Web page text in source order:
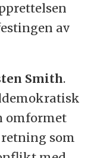
av
Smith.
omformet
som